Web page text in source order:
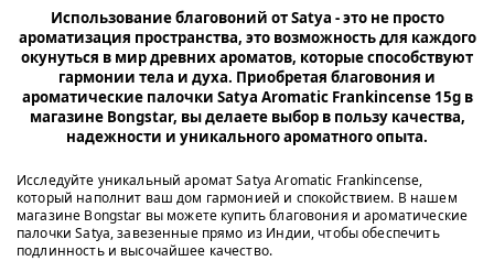
Использование благовоний от Satya - это не просто
ароматизация пространства, это возможность для каждого
окунуться в мир древних ароматов, которые способствуют
гармонии тела и духа. Приобретая благовония и
ароматические палочки Satya Aromatic Frankincense 15g в
магазине Bongstar, вы делаете выбор в пользу качества,
надежности и уникального ароматного опыта.
Исследуйте уникальный аромат Satya Aromatic Frankincense,
который наполнит ваш дом гармонией и спокойствием. В нашем
магазине Bongstar вы можете купить благовония и ароматические
палочки Satya, завезенные прямо из Индии, чтобы обеспечить
подлинность и высочайшее качество.